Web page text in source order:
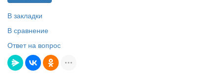
В закладки
В сравнение
Ответ на вопрос